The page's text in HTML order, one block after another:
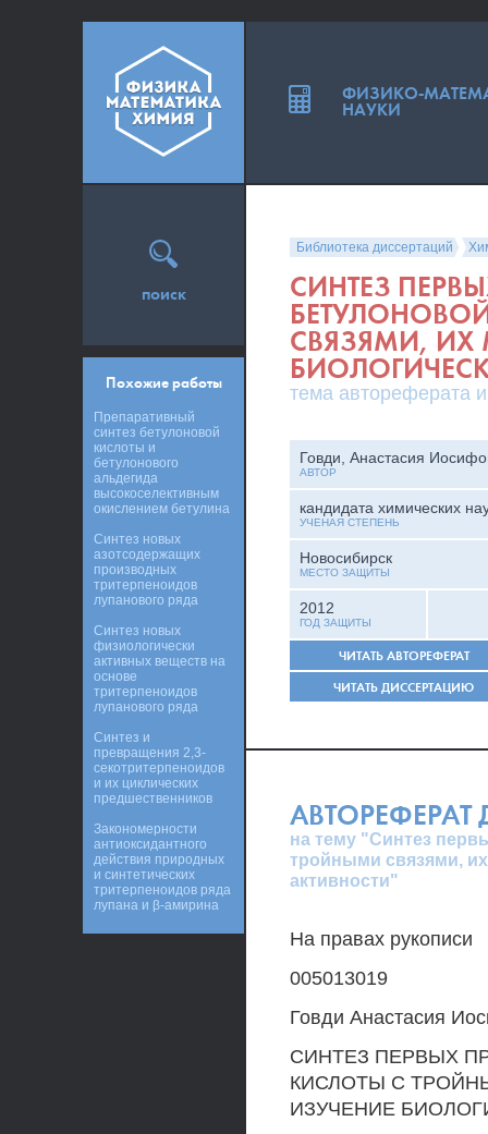
Библиотека диссертаций
СИНТЕЗ
СВЯЗЯМИ,
тема автореферата
Говди, Анастасия
АВТОР
кандидата химических
УЧЕНАЯ СТЕПЕНЬ
Новосибирск
МЕСТО ЗАЩИТЫ
2012
ГОД ЗАЩИТЫ
ЧИТАТЬ АВТОРЕФЕРАТ
ЧИТАТЬ ДИССЕРТАЦИЮ
АВТОРЕФЕРАТ
на тему "Синтез
тройными связями,
активности"
На правах рукописи
005013019
Говди Анастасия
СИНТЕЗ ПЕРВЫХ
КИСЛОТЫ С
ИЗУЧЕНИЕ
поиск
Похожие работы
Препаративный
синтез бетулоновой
кислоты и
бетулонового
альдегида
высокоселективным
окислением бетулина
Синтез новых
азотсодержащих
производных
тритерпеноидов
лупанового ряда
Синтез новых
физиологически
активных веществ на
основе
тритерпеноидов
лупанового ряда
Синтез и
превращения 2,3-
секотритерпеноидов
и их циклических
предшественников
Закономерности
антиоксидантного
действия природных
и синтетических
тритерпеноидов ряда
лупана и β-амирина
ФИЗИКО-
НАУКИ